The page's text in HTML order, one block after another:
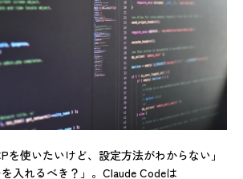
を使いたいけど、設定方法がわからない」
を入れるべき？」。Claude Codeは